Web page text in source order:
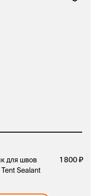
для швов
Sealant
1 800